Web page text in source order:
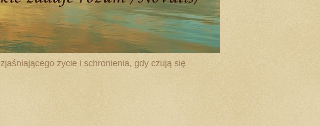
życie i schronienia, gdy czują się